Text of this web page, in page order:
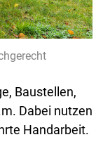
Baustellen,
Dabei nutzen
Handarbeit.